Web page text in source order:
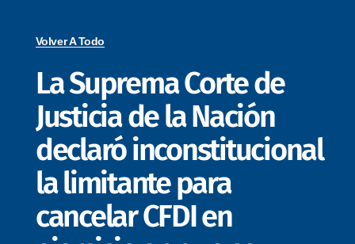
Volver A Todo
La Suprema Corte de
Justicia de la Nación
declaró inconstitucional
la limitante para
cancelar CFDI en